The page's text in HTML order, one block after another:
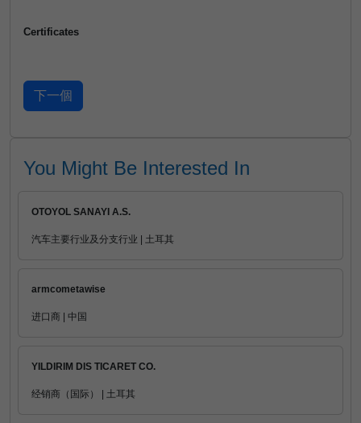
Certificates
You Might Be Interested In
OTOYOL SANAYI A.S.
汽车主要行业及分支行业 | 土耳其
armcometawise
进口商 | 中国
YILDIRIM DIS TICARET CO.
经销商（国际） | 土耳其